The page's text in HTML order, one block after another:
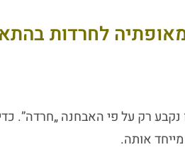
לחרדות
נקבע רק על פי האבחנה „חרדה”.
אותה.